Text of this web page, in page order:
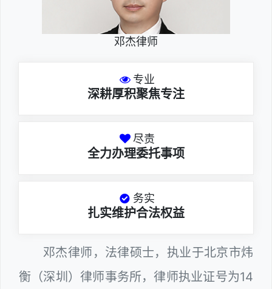
邓杰律师
专业
深耕厚积聚焦专注
尽责
全力办理委托事项
务实
扎实维护合法权益
邓杰律师，法律硕士，执业于北京市炜
衡（深圳）律师事务所，律师执业证号为14